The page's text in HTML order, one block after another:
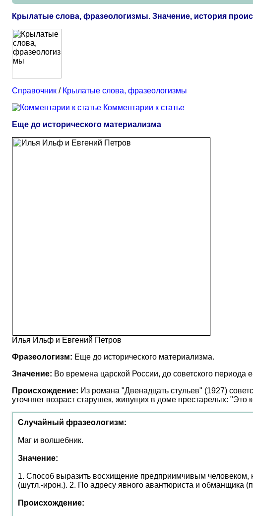
Крылатые слова, фразеологизмы. Значение, история
Справочник / Крылатые слова, фразеологизмы
Комментарии к статье
Еще до исторического материализма
Илья Ильф и Евгений Петров
Фразеологизм: Еще до исторического материализма.
Значение: Во времена царской России, до советского периода
Происхождение: Из романа "Двенадцать стульев" (1927)
уточняет возраст старушек, живущих в доме престарелых: "Это
Случайный фразеологизм:
Маг и волшебник.
Значение:
1. Способ выразить восхищение предприимчивым человеком,
(шутл.-ирон.). 2. По адресу явного авантюриста и обманщика
Происхождение: